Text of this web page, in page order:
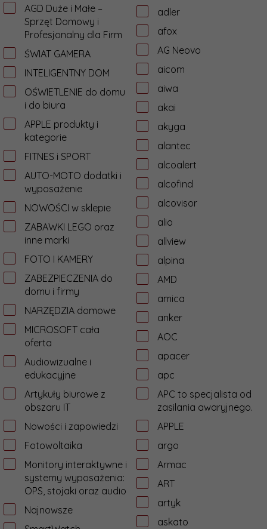
AGD Duże i Małe –
Sprzęt Domowy i
Profesjonalny dla Firm
ŚWIAT GAMERA
INTELIGENTNY DOM
OŚWIETLENIE do domu
i do biura
APPLE produkty i
kategorie
FITNES i SPORT
AUTO-MOTO dodatki i
wyposażenie
NOWOŚCI w sklepie
ZABAWKI LEGO oraz
inne marki
FOTO I KAMERY
ZABEZPIECZENIA do
domu i firmy
NARZĘDZIA domowe
MICROSOFT cała
oferta
Audiowizualne i
edukacyjne
Artykuły biurowe z
obszaru IT
Nowości i zapowiedzi
Fotowoltaika
Monitory interaktywne i
systemy wyposażenia:
OPS, stojaki oraz audio
Najnowsze
adler
afox
AG Neovo
aicom
aiwa
akai
akyga
alantec
alcoalert
alcofind
alcovisor
alio
allview
alpina
AMD
amica
anker
AOC
apacer
apc
APC to specjalista od
zasilania awaryjnego.
APPLE
argo
Armac
ART
artyk
askato